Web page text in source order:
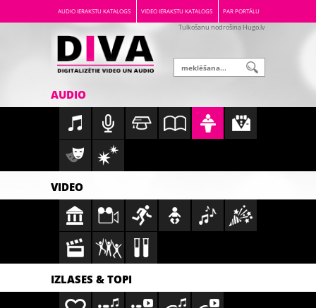
AUDIO IERAKSTU KATALOGS VIDEO IERAKSTU KATALOGS PAR PORTĀLU
Tulkošanu nodrošina Hugo.lv
AUDIO
VIDEO
IZLASES & TOPI